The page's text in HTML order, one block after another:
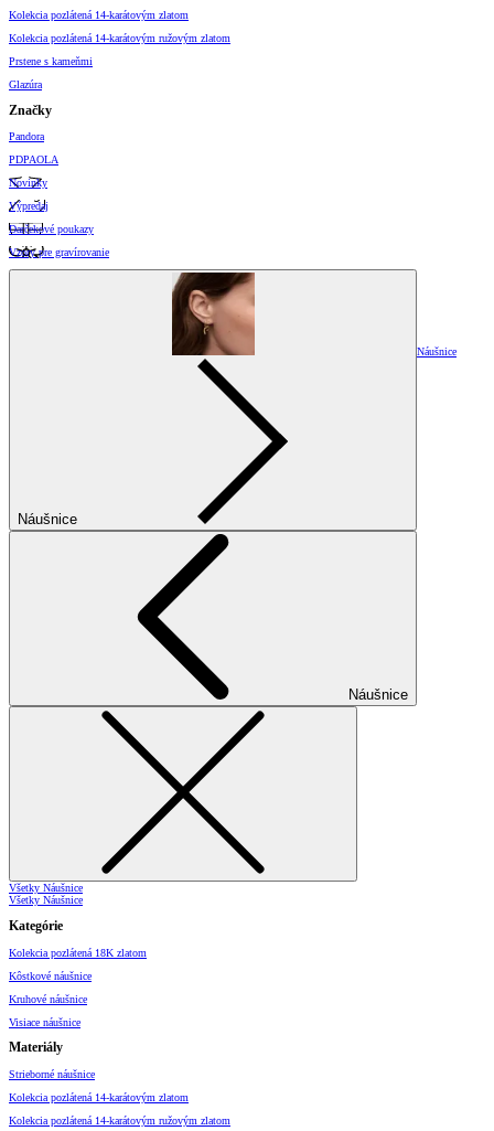
Kolekcia pozlátená 14-karátovým zlatom
Kolekcia pozlátená 14-karátovým ružovým zlatom
Prstene s kameňmi
Glazúra
Značky
Pandora
PDPAOLA
Novinky
Výpredaj
Darčekové poukazy
Vzory pre gravírovanie
Náušnice
Náušnice
Náušnice
Všetky Náušnice
Všetky Náušnice
Kategórie
Kolekcia pozlátená 18K zlatom
Kôstkové náušnice
Kruhové náušnice
Visiace náušnice
Materiály
Strieborné náušnice
Kolekcia pozlátená 14-karátovým zlatom
Kolekcia pozlátená 14-karátovým ružovým zlatom